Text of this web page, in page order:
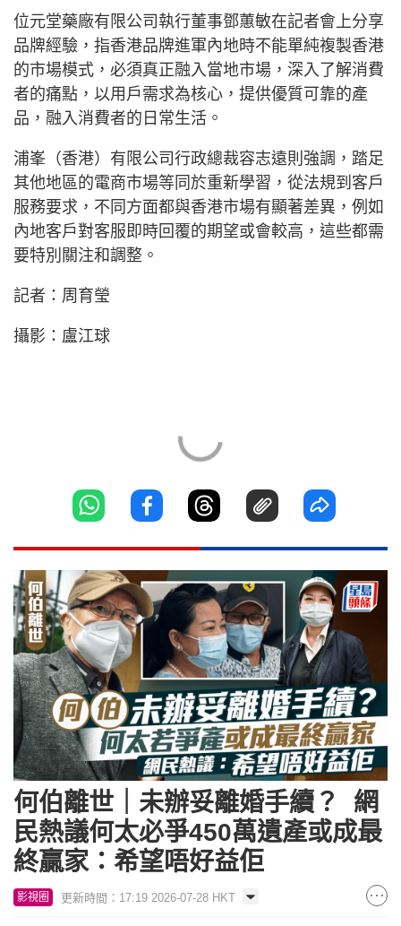
位元堂藥廠有限公司執行董事鄧蕙敏在記者會上分享
品牌經驗，指香港品牌進軍內地時不能單純複製香港
的市場模式，必須真正融入當地市場，深入了解消費
者的痛點，以用戶需求為核心，提供優質可靠的產
品，融入消費者的日常生活。
浦峯（香港）有限公司行政總裁容志遠則強調，踏足
其他地區的電商市場等同於重新學習，從法規到客戶
服務要求，不同方面都與香港市場有顯著差異，例如
內地客戶對客服即時回覆的期望或會較高，這些都需
要特別關注和調整。
記者：周育瑩
攝影：盧江球
何伯離世｜未辦妥離婚手續？ 網
民熱議何太必爭450萬遺產或成最
終贏家：希望唔好益佢
影視圈 更新時間：17:19 2026-07-28 HKT